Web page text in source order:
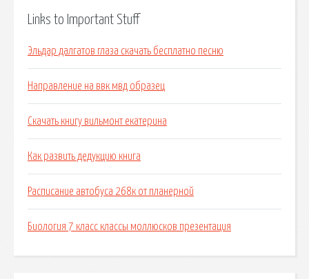
Links to Important Stuff
Эльдар далгатов глаза скачать бесплатно песню
Направление на ввк мвд образец
Скачать книгу вильмонт екатерина
Как развить дедукцию книга
Расписание автобуса 268к от планерной
Биология 7 класс классы моллюсков презентация